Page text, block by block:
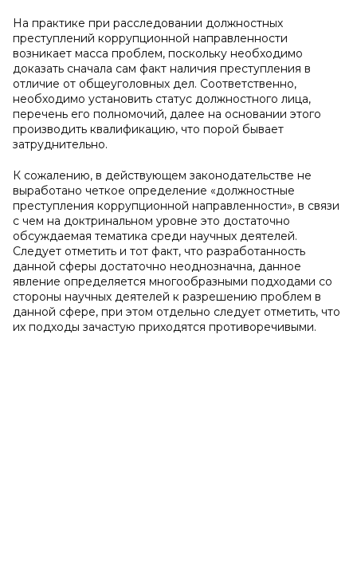
На практике при расследовании должностных
преступлений коррупционной направленности
возникает масса проблем, поскольку необходимо
доказать сначала сам факт наличия преступления в
отличие от общеуголовных дел. Соответственно,
необходимо установить статус должностного лица,
перечень его полномочий, далее на основании этого
производить квалификацию, что порой бывает
затруднительно.
К сожалению, в действующем законодательстве не
выработано четкое определение «должностные
преступления коррупционной направленности», в связи
с чем на доктринальном уровне это достаточно
обсуждаемая тематика среди научных деятелей.
Следует отметить и тот факт, что разработанность
данной сферы достаточно неоднозначна, данное
явление определяется многообразными подходами со
стороны научных деятелей к разрешению проблем в
данной сфере, при этом отдельно следует отметить, что
их подходы зачастую приходятся противоречивыми.